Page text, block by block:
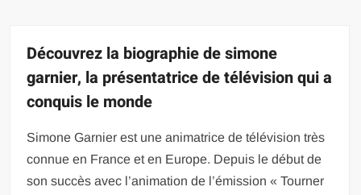
Découvrez la biographie de simone
garnier, la présentatrice de télévision qui a
conquis le monde
Simone Garnier est une animatrice de télévision très
connue en France et en Europe. Depuis le début de
son succès avec l’animation de l’émission « Tourner